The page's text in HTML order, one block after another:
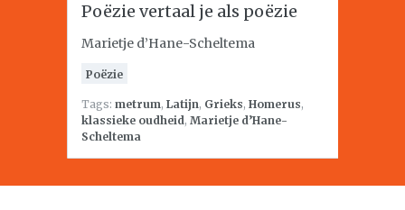
Poëzie vertaal je als poëzie
Marietje d’Hane-Scheltema
Poëzie
Tags: metrum, Latijn, Grieks, Homerus,
klassieke oudheid, Marietje d’Hane-
Scheltema